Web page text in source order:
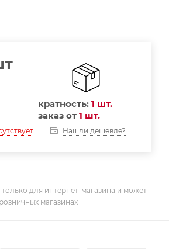
кратность: 1 шт.
заказ от 1 шт.
Нашли дешевле?
для интернет-магазина и может
магазинах